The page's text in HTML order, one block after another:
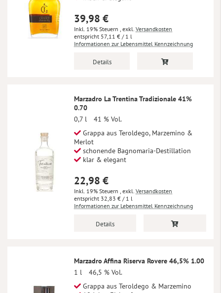
39,98 €
Inkl. 19% Steuern , exkl. Versandkosten
57,11 € / 1 l
Informationen zur Lebensmittel Kennzeichnung
Details
Marzadro La Trentina Tradizionale 41%
0.70
0,7 l
41 % Vol.
Grappa aus Teroldego, Marzemino &
Merlot
schonende Bagnomaria-Destillation
klar & elegant
22,98 €
Inkl. 19% Steuern , exkl. Versandkosten
32,83 € / 1 l
Informationen zur Lebensmittel Kennzeichnung
Details
Marzadro Affina Riserva Rovere 46,5% 1.00
1 l
46,5 % Vol.
Grappa aus Teroldego & Marzemino